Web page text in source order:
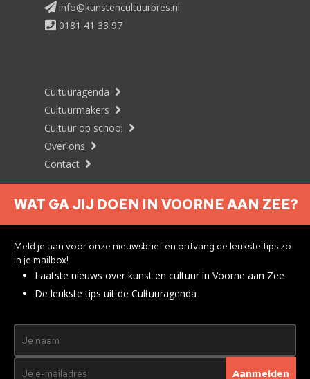
info@kunstencultuurbres.nl
0181 41 33 97
Cultuuragenda
Cultuurmakers
Cultuur op school
Over ons
Contact
Nieuwsbrief aanmelden
Privacyverklaring
WAT GA JIJ DOEN IN VOORNE AAN ZEE?
Meld je aan voor onze nieuwsbrief en ontvang de leukste tips zo
in je mailbox!
Laatste nieuws over kunst en cultuur in Voorne aan Zee
De leukste tips uit de Cultuuragenda